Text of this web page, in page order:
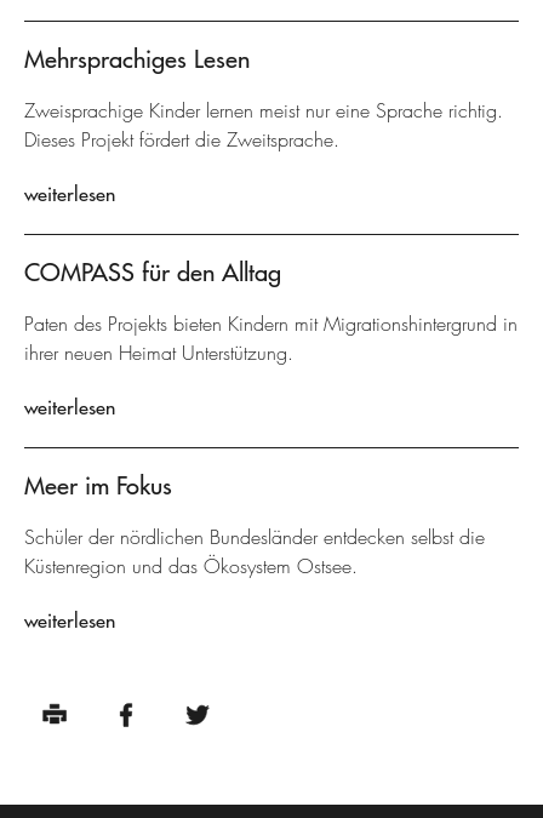
Mehrsprachiges Lesen
Zweisprachige Kinder lernen meist nur eine Sprache richtig.
Dieses Projekt fördert die Zweitsprache.
weiterlesen
COMPASS für den Alltag
Paten des Projekts bieten Kindern mit Migrationshintergrund in
ihrer neuen Heimat Unterstützung.
weiterlesen
Meer im Fokus
Schüler der nördlichen Bundesländer entdecken selbst die
Küstenregion und das Ökosystem Ostsee.
weiterlesen